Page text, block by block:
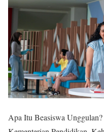
Apa Itu Beasiswa